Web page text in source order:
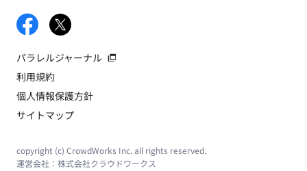
パラレルジャーナル
利用規約
個人情報保護方針
サイトマップ
copyright (c) CrowdWorks Inc. all rights reserved.
運営会社： 株式会社クラウドワークス